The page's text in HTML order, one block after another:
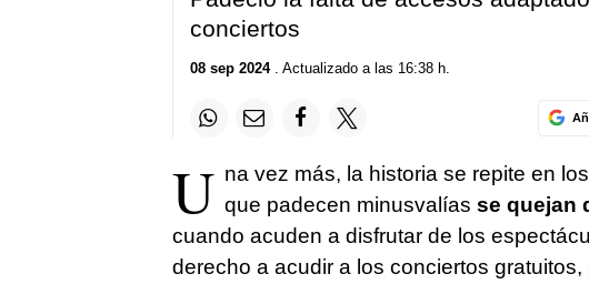
conciertos
08 sep 2024. Actualizado a las 16:38 h.
U na vez más, la historia se repite en
que padecen minusvalías se quejan
cuando acuden a disfrutar de los
derecho a acudir a los conciertos